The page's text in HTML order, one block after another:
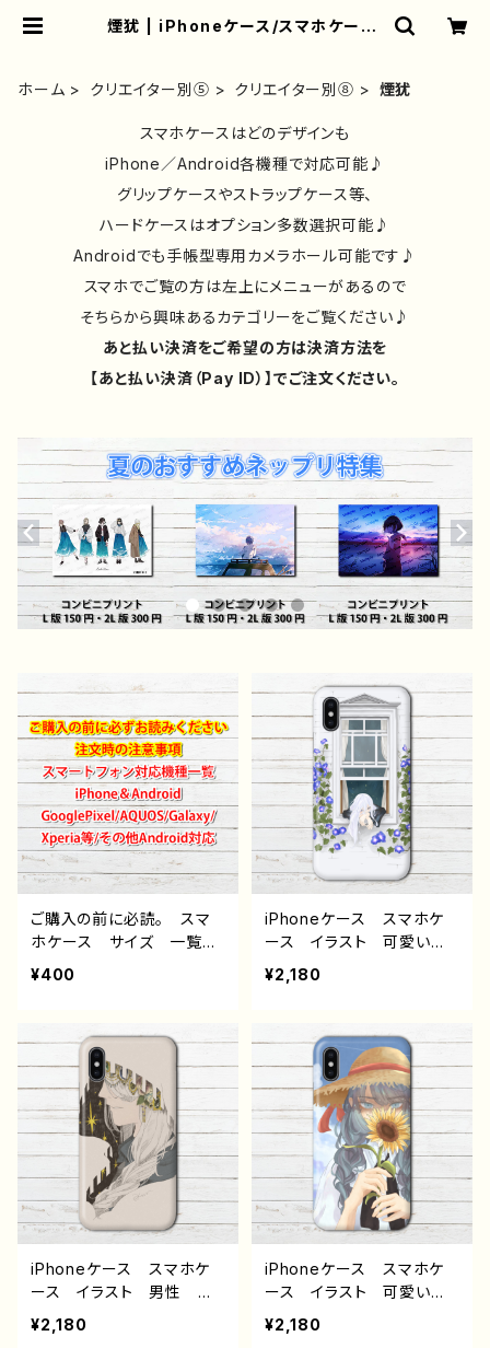
煙犹 | iPhoneケース/スマホケース/
ホーム クリエイター別⑤ クリエイター別⑧ 煙犹
スマホケースはどのデザインも
iPhone／Android各機種で対応可能♪
グリップケースやストラップケース等、
ハードケースはオプション多数選択可能♪
Androidでも手帳型専用カメラホール可能です♪
スマホでご覧の方は左上にメニューがあるので
そちらから興味あるカテゴリーをご覧ください♪
あと払い決済をご希望の方は決済方法を
【あと払い決済（Pay ID）】でご注文ください。
ご購入の前に必読。 スマ
ホケース サイズ 一覧
選び方 iPhoneケース A
eria GooglePixel AQ
UOS OPPO ワイモバイ
ル etc. 手帳型 全機種
対応
¥400
iPhoneケース スマホケ
ース イラスト 可愛い女
の子 かわいい おしゃ
れ エモい 花柄 メン
one15/14/13/12/11 AQU
OS sense 4 5 6 Xperia
Googlepixel Galaxy
Android アンドロイ
ド ケース おすすめ 個
性的 白髪 銀髪 ロング
ヘア 綺麗 美しい 人
気 イラストレーター クリ
エイター 絵師 オリジナ
ル デザイン グッズ タイ
トル：朝顔 作：煙犹
¥2,180
iPhoneケース スマホケ
ース イラスト 男性 か
っこいい おしゃれ服 エモ
い クール メンズ レデ
¥2,180
iPhoneケース スマホケ
ース イラスト 可愛い女
の子 かわいい おしゃ
れ エモい 花柄 メン
¥2,180